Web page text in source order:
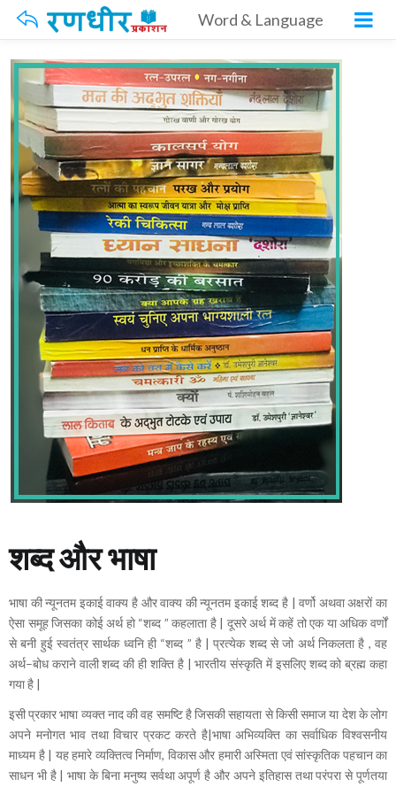
Word & Language
शब्द और भाषा
भाषा की न्यूनतम इकाई वाक्य है और वाक्य की न्यूनतम इकाई शब्द है | वर्णो अथवा अक्षरों का
ऐसा समूह जिसका कोई अर्थ हो “शब्द ” कहलाता है | दूसरे अर्थ में कहें तो एक या अधिक वर्णों
से बनी हुई स्वतंत्र सार्थक ध्वनि ही “शब्द ” है | प्रत्येक शब्द से जो अर्थ निकलता है , वह
अर्थ–बोध कराने वाली शब्द की ही शक्ति है | भारतीय संस्कृति में इसलिए शब्द को ब्रह्म कहा
गया है |
इसी प्रकार भाषा व्यक्त नाद की वह समष्टि है जिसकी सहायता से किसी समाज या देश के लोग
अपने मनोगत भाव तथा विचार प्रकट करते है|भाषा अभिव्यक्ति का सर्वाधिक विश्वसनीय
माध्यम है | यह हमारे व्यक्तित्व निर्माण, विकास और हमारी अस्मिता एवं सांस्कृतिक पहचान का
साधन भी है | भाषा के बिना मनुष्य सर्वथा अपूर्ण है और अपने इतिहास तथा परंपरा से पूर्णतया